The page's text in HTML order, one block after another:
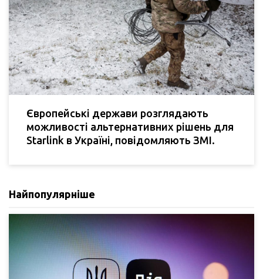
Європейські держави розглядають
можливості альтернативних рішень для
Starlink в Україні, повідомляють ЗМІ.
Найпопулярніше